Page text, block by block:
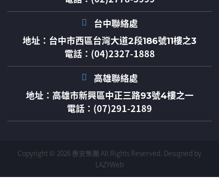
台中聯絡處
地址： 台中市西區台灣大道2段186號11樓之3
電話：(04)2327-1888
高雄聯絡處
地址： 高雄市新興區中正三路93號4樓之一
電話：(07)291-2189
Copyright © 2026 惠安集團 All Rights Reserved. Designed by
LAZYWeb